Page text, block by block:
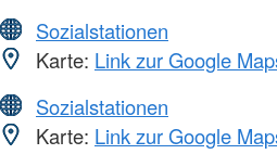
Sozialstationen
Karte: Link zur Google
Sozialstationen
Karte: Link zur Google